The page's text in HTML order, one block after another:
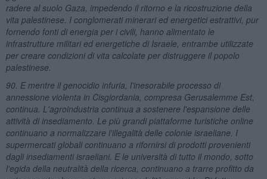
radere al suolo Gaza, impedendo il ritorno e la ricostruzione della
vita palestinese. I conglomerati minerari ed energetici estrattivi, pur
fornendo fonti di energia per i civili, hanno alimentato le
infrastrutture militari ed energetiche di Israele, entrambe utilizzate
per creare condizioni di vita calcolate per distruggere il popolo
palestinese.
90. E mentre il genocidio infuria, l'inesorabile processo di
annessione violenta in Cisgiordania, compresa Gerusalemme Est,
continua. L'agroindustria continua a sostenere l'espansione delle
attività di insediamento. Le più grandi piattaforme turistiche online
continuano a normalizzare l'illegalità delle colonie israeliane. I
supermercati globali continuano a rifornirsi di prodotti provenienti
dagli insediamenti israeliani. E le università di tutto il mondo, sotto
l'egida della neutralità della ricerca, continuano a trarre profitto da